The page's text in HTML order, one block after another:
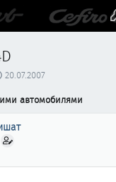
Д
т
н
а
а
20.07.2007
автомобилями